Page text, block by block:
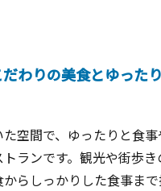
わりの美食とゆった
空間で、ゆったりと食事
ランです。観光や街歩
らしっかりした食事ま